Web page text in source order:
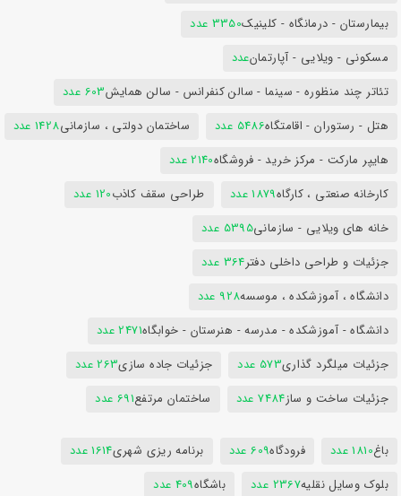
بیمارستان - درمانگاه - کلینیک3350 عدد
مسکونی - ویلایی - آپارتمانعدد
تئاتر چند منظوره - سینما - سالن کنفرانس - سالن همایش603 عدد
هتل - رستوران - اقامتگاه5486 عدد ساختمان دولتی ، سازمانی1428 عدد
هایپر مارکت - مرکز خرید - فروشگاه2140 عدد
کارخانه صنعتی ، کارگاه1879 عدد طراحی سقف کاذب120 عدد
خانه های ویلایی - سازمانی5395 عدد
جزئیات و طراحی داخلی دفتر364 عدد
دانشگاه ، آموزشکده ، موسسه928 عدد
دانشگاه - آموزشکده - مدرسه - هنرستان - خوابگاه2471 عدد
جزئیات میلگرد گذاری573 عدد جزئیات جاده سازی263 عدد
جزئیات ساخت و ساز7484 عدد ساختمان مرتفع691 عدد
باغ1810 عدد فرودگاه609 عدد برنامه ریزی شهری1614 عدد
بلوک وسایل نقلیه2367 عدد باشگاه409 عدد